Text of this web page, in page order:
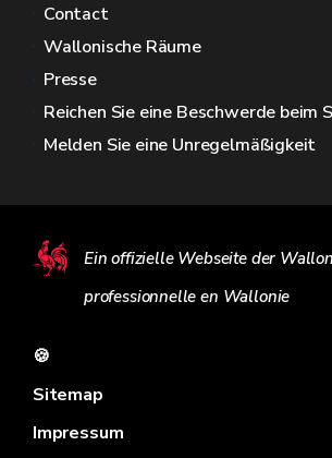
Contact
Wallonische Räume
Presse
Reichen Sie eine Beschwerde beim
Melden Sie eine Unregelmäßigkeit
Ein offizielle Webseite der
professionnelle en Wallonie
🍪
Sitemap
Impressum